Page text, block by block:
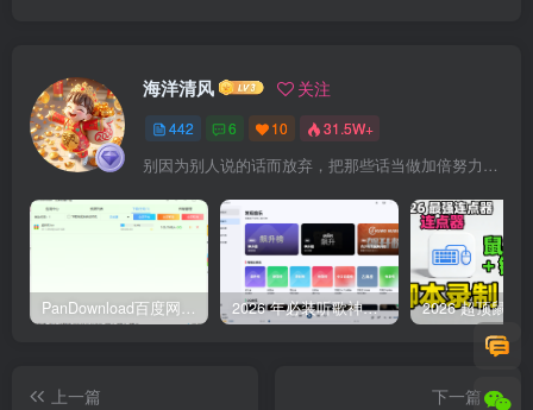
海洋清风 关注
442 6 10 31.5W+
别因为别人说的话而放弃，把那些话当做加倍努力的动力
PanDownload百度网盘不限速V5稳定版 2026 年必装听歌神器，免费听遍全网无损音质歌单
上一篇
下一篇